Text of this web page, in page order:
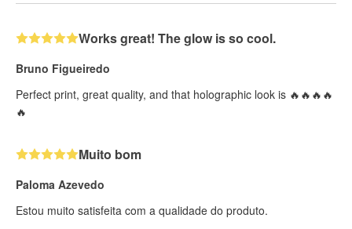
Works great! The glow is so cool.
Bruno Figueiredo
Perfect print, great quality, and that holographic look is 🔥🔥🔥🔥
🔥
Muito bom
Paloma Azevedo
Estou muito satisfeita com a qualidade do produto.